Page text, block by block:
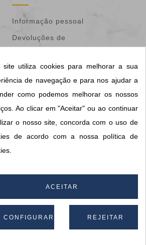
Informação pessoal
Devoluções de
Encomendas
Notas de crédito
Vales de desconto
Os meus alertas
Informações do meu
site utiliza cookies para melhorar a sua
de navegação e para nos ajudar a
como podemos melhorar os nossos
Ao clicar em "Aceitar" ou ao continuar
o nosso site, concorda com o uso de
de acordo com a nossa política de
ACEITAR
CONFIGURAR REJEITAR